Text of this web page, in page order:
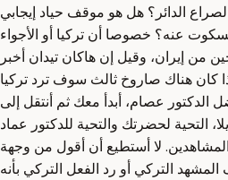
الدائر؟ هل هو موقف حياد إيجابي
عنه؟ خصوصا أن تركيا أو الأجواء
من إيران، وقيل إن هاكان تيدان أخبر
كان هناك صاروخ ثالث سوف ترد تركيا
الدكتور عصام، أبدأ معك ثم أنتقل إلى
التحية لحضرتك والتحية للدكتور عماد
لا أستطيع أن أقول من وجهة
التركي أو رد الفعل التركي بأنه